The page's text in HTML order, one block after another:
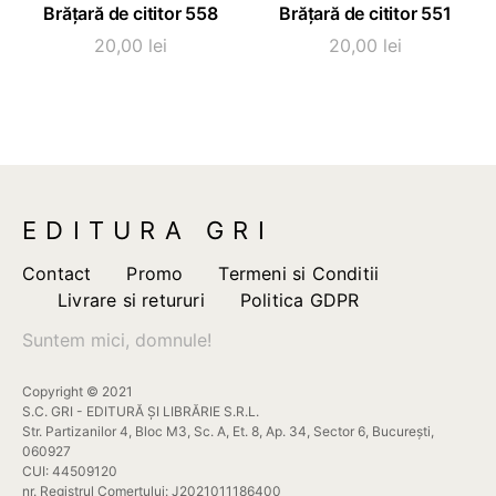
SELECTEAZĂ OPȚIUNI
produs
are
alese
pagina
produsului.
Brățară de cititor 558
20,00 lei
SELECTEAZĂ OPȚIUNI
produs
are
pagina
Brățară de cititor 551
20,00 lei
EDITURA GRI
Contact Promo
Termeni si Conditii
Livrare si retururi
Politica GDPR
Suntem mici, domnule!
Copyright © 2021
S.C. GRI - EDITURĂ ȘI LIBRĂRIE S.R.L.
Str. Partizanilor 4, Bloc M3, Sc. A, Et. 8, Ap. 34, Sector 6, București,
060927
CUI: 44509120
nr. Registrul Comertului: J2021011186400